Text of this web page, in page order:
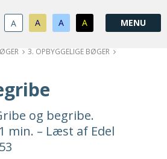
A A A A
3. OPBYGGELIGE BØGER
og begribe.
min. – Læst af Edel